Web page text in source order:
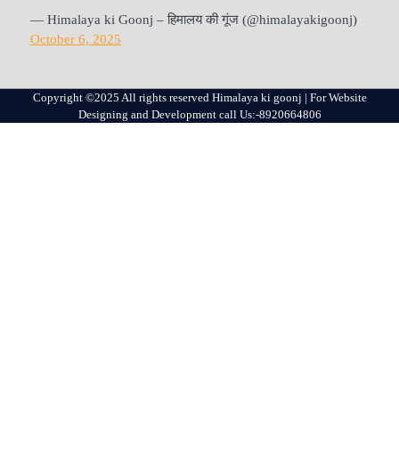
— Himalaya ki Goonj – हिमालय की गूंज (@himalayakigoonj)
October 6, 2025
Copyright ©2025 All rights reserved Himalaya ki goonj | For Website
Designing and Development call Us:-8920664806